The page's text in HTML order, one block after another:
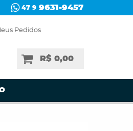
47 9 9631-9457
Pedidos
R$ 0,00